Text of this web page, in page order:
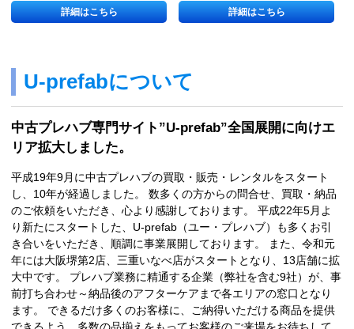
詳細はこちら 詳細はこちら
U-prefabについて
中古プレハブ専門サイト”U-prefab”全国展開に向けエ
リア拡大しました。
平成19年9月に中古プレハブの買取・販売・レンタルをスタート
し、10年が経過しました。 数多くの方からの問合せ、買取・納品
のご依頼をいただき、心より感謝しております。 平成22年5月よ
り新たにスタートした、U-prefab（ユー・プレハブ）も多くお引
き合いをいただき、順調に事業展開しております。 また、令和元
年には大阪堺第2店、三重いなべ店がスタートとなり、13店舗に拡
大中です。 プレハブ業務に精通する企業（弊社を含む9社）が、事
前打ち合わせ～納品後のアフターケアまで各エリアの窓口となり
ます。 できるだけ多くのお客様に、ご納得いただける商品を提供
できるよう、多数の品揃えをもってお客様のご来場をお待ちして